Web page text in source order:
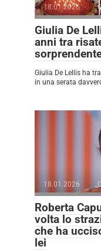
18.01.2026
Giulia De
anni tra
Giulia De Lellis ha
in una serata
18.01.2026
Roberta
volta lo
che ha
lei